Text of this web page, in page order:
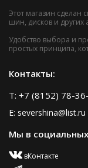
Этот магазин сделан
шин, дисков и других
Удобство выбора и
простых принципа,
Контакты:
T: +7 (8152) 78-
E: severshina@list.ru
Мы в социальных
вКонтакте